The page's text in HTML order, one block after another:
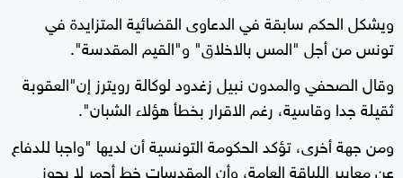
ويشكل الحكم سابقة في الدعاوى القضائية المتزايدة في
تونس من أجل "المس بالاخلاق" و"القيم المقدسة".
وقال الصحفي والمدون نبيل زغدود لوكالة رويترز إن"العقوبة
ثقيلة جدا وقاسية، رغم الاقرار بخطأ هؤلاء الشبان".
ومن جهة أخرى، تؤكد الحكومة التونسية أن لديها "واجبا للدفاع
عن معايير اللياقة العامة، وأن المقدسات خط أحمر لا يجوز